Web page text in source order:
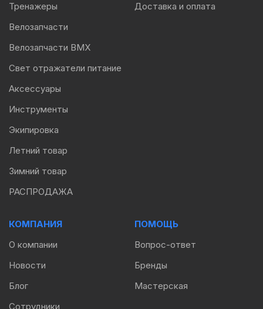
Тренажеры
Велозапчасти
Велозапчасти BMX
Свет отражатели питание
Аксессуары
Инструменты
Экипировка
Летний товар
Зимний товар
РАСПРОДАЖА
Доставка и оплата
КОМПАНИЯ
О компании
Новости
Блог
Сотрудники
ПОМОЩЬ
Вопрос-ответ
Бренды
Мастерская